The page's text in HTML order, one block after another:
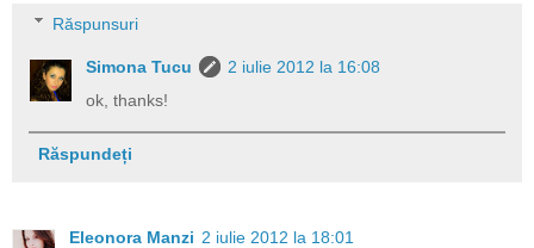
Răspunsuri
Simona Tucu
2 iulie 2012 la 16:08
ok, thanks!
Răspundeți
Eleonora Manzi 2 iulie 2012 la 18:01